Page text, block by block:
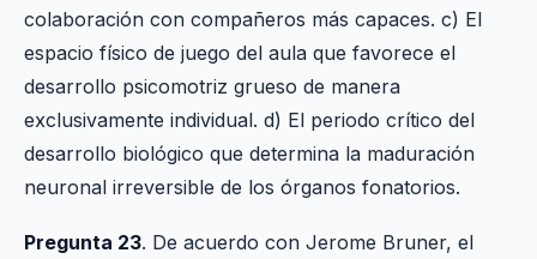
colaboración con compañeros más capaces. c) El
espacio físico de juego del aula que favorece el
desarrollo psicomotriz grueso de manera
exclusivamente individual. d) El periodo crítico del
desarrollo biológico que determina la maduración
neuronal irreversible de los órganos fonatorios.
Pregunta 23. De acuerdo con Jerome Bruner, el